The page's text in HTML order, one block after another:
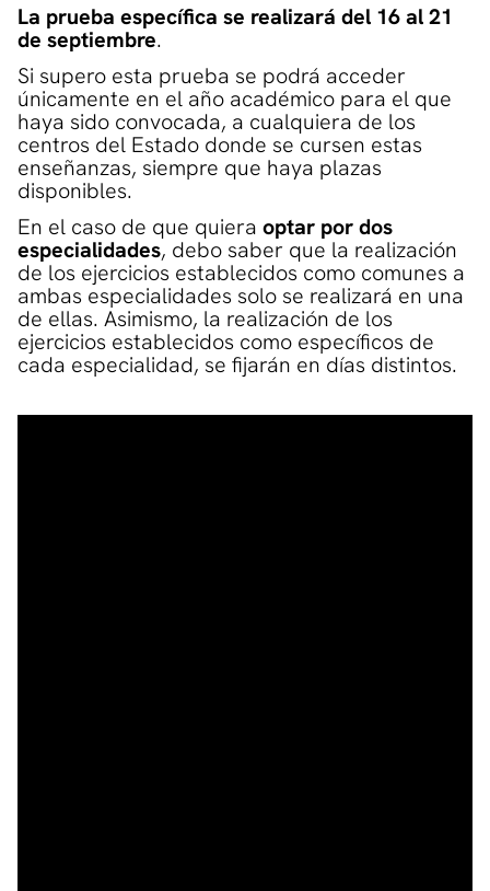
La prueba específica se realizará del 16 al 21
de septiembre.
Si supero esta prueba se podrá acceder
únicamente en el año académico para el que
haya sido convocada, a cualquiera de los
centros del Estado donde se cursen estas
enseñanzas, siempre que haya plazas
disponibles.
En el caso de que quiera optar por dos
especialidades, debo saber que la realización
de los ejercicios establecidos como comunes a
ambas especialidades solo se realizará en una
de ellas. Asimismo, la realización de los
ejercicios establecidos como específicos de
cada especialidad, se fijarán en días distintos.